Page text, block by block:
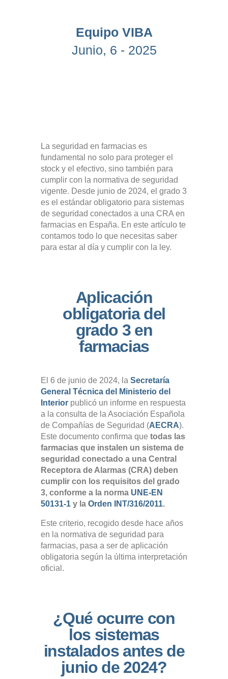
Equipo VIBA
Junio, 6 - 2025
La seguridad en farmacias es
fundamental no solo para proteger el
stock y el efectivo, sino también para
cumplir con la normativa de seguridad
vigente. Desde junio de 2024, el grado 3
es el estándar obligatorio para sistemas
de seguridad conectados a una CRA en
farmacias en España. En este artículo te
contamos todo lo que necesitas saber
para estar al día y cumplir con la ley.
Aplicación
obligatoria del
grado 3 en
farmacias
El 6 de junio de 2024, la Secretaría
General Técnica del Ministerio del
Interior publicó un informe en respuesta
a la consulta de la Asociación Española
de Compañías de Seguridad (AECRA).
Este documento confirma que todas las
farmacias que instalen un sistema de
seguridad conectado a una Central
Receptora de Alarmas (CRA) deben
cumplir con los requisitos del grado
3, conforme a la norma UNE-EN
50131-1 y la Orden INT/316/2011.
Este criterio, recogido desde hace años
en la normativa de seguridad para
farmacias, pasa a ser de aplicación
obligatoria según la última interpretación
oficial.
¿Qué ocurre con
los sistemas
instalados antes de
junio de 2024?